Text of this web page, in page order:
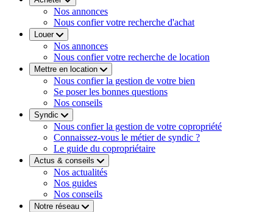
Nos annonces
Nous confier votre recherche d'achat
Louer
Nos annonces
Nous confier votre recherche de location
Mettre en location
Nous confier la gestion de votre bien
Se poser les bonnes questions
Nos conseils
Syndic
Nous confier la gestion de votre copropriété
Connaissez-vous le métier de syndic ?
Le guide du copropriétaire
Actus & conseils
Nos actualités
Nos guides
Nos conseils
Notre réseau